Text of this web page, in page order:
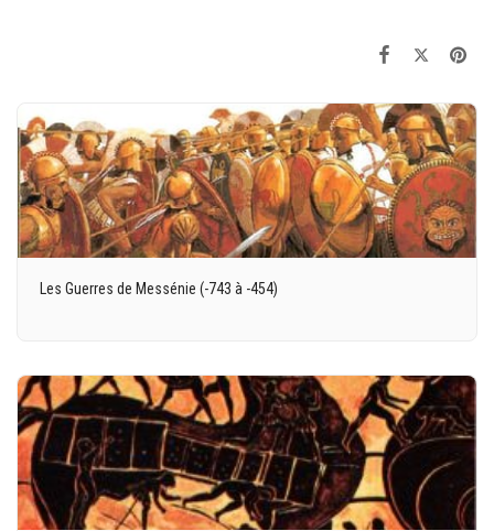
Les Guerres de Messénie (-743 à -454)